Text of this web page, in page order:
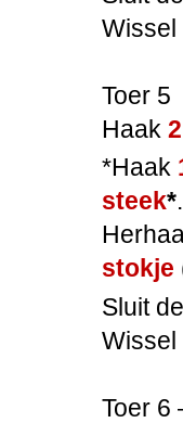
Wissel
Toer 5
Haak
*Haak
steek*.
stokje
Sluit
Wissel
Toer 6